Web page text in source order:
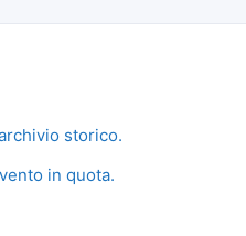
storico.
in quota.